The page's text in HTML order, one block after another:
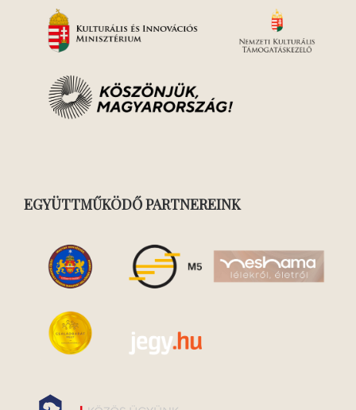
EGYÜTTMŰKÖDŐ PARTNEREINK